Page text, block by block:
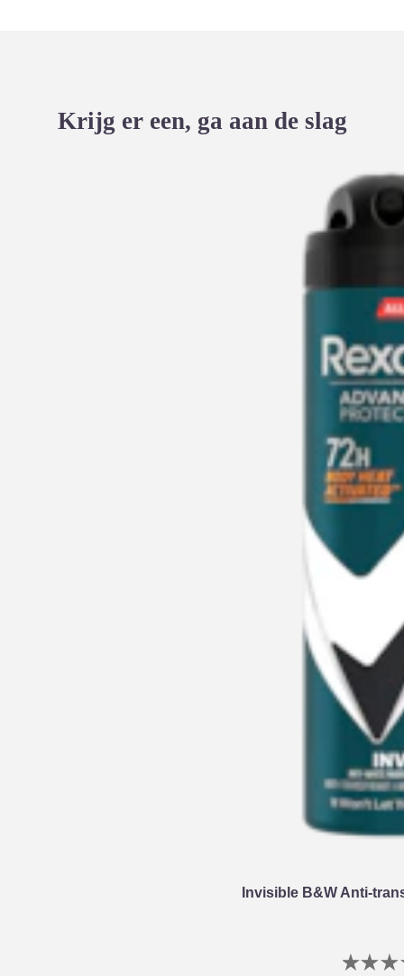
Krijg er een, ga aan de slag
Invisible B&W Anti-